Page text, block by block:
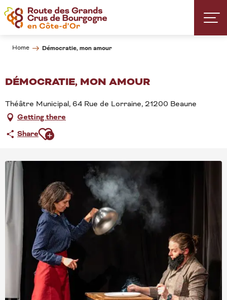
Aller
au
contenu
Home Démocratie, mon amour
DÉMOCRATIE, MON AMOUR
Théâtre Municipal, 64 Rue de Lorraine, 21200 Beaune
Getting there
ShareAjouter aux favoris